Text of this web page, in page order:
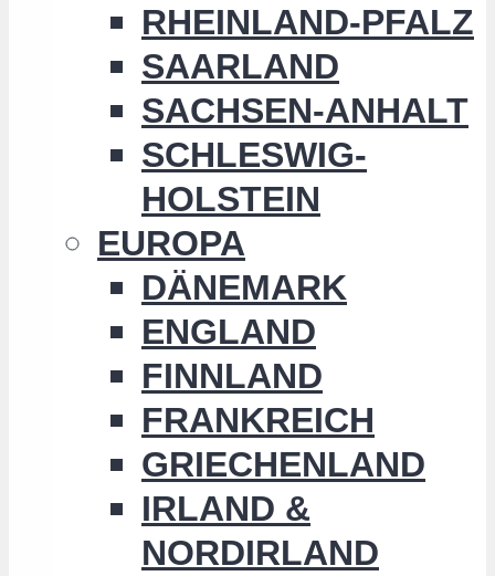
RHEINLAND-PFALZ
SAARLAND
SACHSEN-ANHALT
SCHLESWIG-
HOLSTEIN
EUROPA
DÄNEMARK
ENGLAND
FINNLAND
FRANKREICH
GRIECHENLAND
IRLAND &
NORDIRLAND